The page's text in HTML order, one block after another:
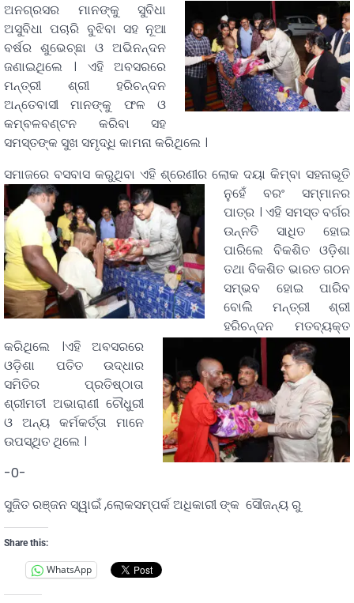
ଅନଗ୍ରସର ମାନଙ୍କୁ ସୁବିଧା
ଅସୁବିଧା ପଚାରି ବୁଝିବା ସହ ନୂଆ
ବର୍ଷର ଶୁଭେଚ୍ଛା ଓ ଅଭିନନ୍ଦନ
ଜଣାଇଥିଲେ । ଏହି ଅବସରରେ
ମନ୍ତ୍ରୀ ଶ୍ରୀ ହରିଚନ୍ଦନ
ଅନ୍ତେବାସୀ ମାନଙ୍କୁ ଫଳ ଓ
କମ୍ବଳବଣ୍ଟନ କରିବା ସହ
ସମସ୍ତଙ୍କ ସୁଖ ସମୃଦ୍ଧି କାମନା କରିଥିଲେ ।
ସମାଜରେ ବସବାସ କରୁଥିବା ଏହି ଶ୍ରେଣୀର ଲୋକ ଦୟା କିମ୍ବା ସହନାଭୂତି
ନୁହେଁ ବରଂ ସମ୍ମାନର
ପାତ୍ର । ଏହି ସମସ୍ତ ବର୍ଗର
ଉନ୍ନତି ସାଧିତ ହୋଇ
ପାରିଲେ ବିକଶିତ ଓଡ଼ିଶା
ତଥା ବିକଶିତ ଭାରତ ଗଠନ
ସମ୍ଭବ ହୋଇ ପାରିବ
ବୋଲି ମନ୍ତ୍ରୀ ଶ୍ରୀ
ହରିଚନ୍ଦନ ମତବ୍ୟକ୍ତ
କରିଥିଲେ ।ଏହି ଅବସରରେ
ଓଡ଼ିଶା ପତିତ ଉଦ୍ଧାର
ସମିତିର ପ୍ରତିଷ୍ଠାତା
ଶ୍ରୀମତୀ ଅଭାରାଣୀ ଚୌଧୁରୀ
ଓ ଅନ୍ୟ କର୍ମକର୍ତ୍ତା ମାନେ
ଉପସ୍ଥିତ ଥିଲେ ।
-0-
ସୁଜିତ ରଞ୍ଜନ ସ୍ୱାଇଁ ,ଲୋକସମ୍ପର୍କ ଅଧିକାରୀ ଙ୍କ ସୌଜନ୍ୟ ରୁ
Share this:
WhatsApp